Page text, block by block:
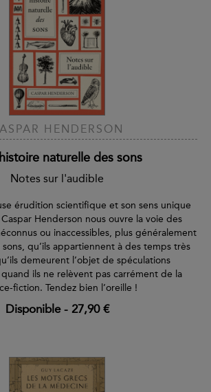
HENDERSON
naturelle des sons
Notes sur l'audible
érudition scientifique et son sens unique
Henderson nous ouvre la voie des
ou inaccessibles, plus généralement
qu’ils appartiennent à des temps très
demeurent l’objet de spéculations
ils ne relèvent pas carrément de la
fiction. Tendez bien l’oreille !
Disponible- 27,90 €